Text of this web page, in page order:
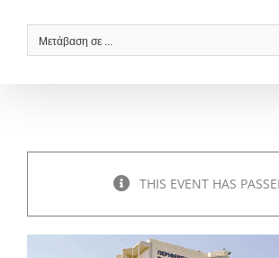
Μετάβαση σε ...
THIS EVENT HAS